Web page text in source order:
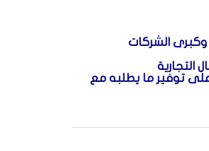
وكبرى الشركات
التجارية
توفير ما يطلبه مع